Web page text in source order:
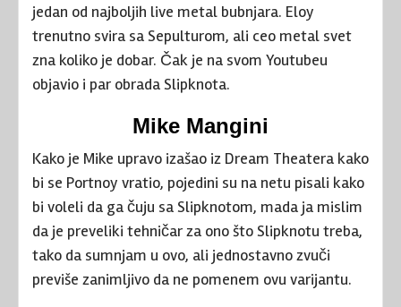
jedan od najboljih live metal bubnjara. Eloy
trenutno svira sa Sepulturom, ali ceo metal svet
zna koliko je dobar. Čak je na svom Youtubeu
objavio i par obrada Slipknota.
Mike Mangini
Kako je Mike upravo izašao iz Dream Theatera kako
bi se Portnoy vratio, pojedini su na netu pisali kako
bi voleli da ga čuju sa Slipknotom, mada ja mislim
da je preveliki tehničar za ono što Slipknotu treba,
tako da sumnjam u ovo, ali jednostavno zvuči
previše zanimljivo da ne pomenem ovu varijantu.